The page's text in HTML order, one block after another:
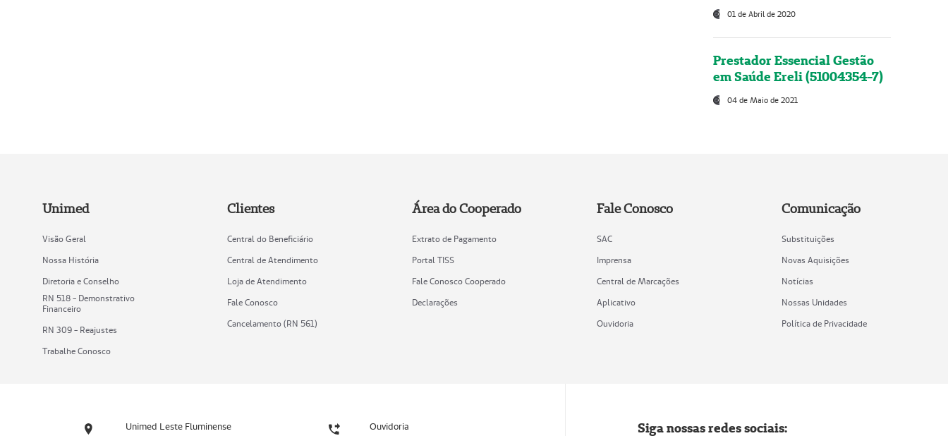
01 de Abril de 2020
Prestador Essencial Gestão
em Saúde Ereli (51004354-7)
04 de Maio de 2021
Unimed
Visão Geral
Nossa História
Diretoria e Conselho
RN 518 - Demonstrativo
Financeiro
RN 309 - Reajustes
Trabalhe Conosco
Clientes
Central do Beneficiário
Central de Atendimento
Loja de Atendimento
Fale Conosco
Cancelamento (RN 561)
Área do Cooperado
Extrato de Pagamento
Portal TISS
Fale Conosco Cooperado
Declarações
Fale Conosco
SAC
Imprensa
Central de Marcações
Aplicativo
Ouvidoria
Comunicação
Substituições
Novas Aquisições
Notícias
Nossas Unidades
Política de Privacidade
Unimed Leste Fluminense Ouvidoria Siga nossas redes sociais: